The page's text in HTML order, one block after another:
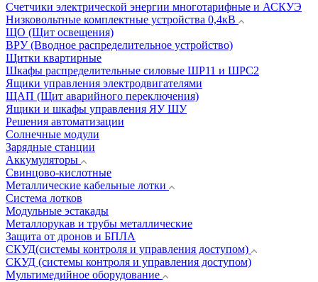
Счетчики электрической энергии многотарифные и АСКУЭ
Низковольтные комплектные устройства 0,4кВ
ЩО (Щит освещения)
ВРУ (Вводное распределительное устройство)
Щитки квартирные
Шкафы распределительные силовые ШР11 и ШРС2
Ящики управления электродвигателями
ЩАП (Щит аварийного переключения)
Ящики и шкафы управления ЯУ ШУ
Решения автоматизации
Солнечные модули
Зарядные станции
Аккумуляторы
Свинцово-кислотные
Металлические кабельные лотки
Система лотков
Модульные эстакады
Металлорукав и трубы металлические
Защита от дронов и БПЛА
СКУД(системы контроля и управления доступом)
СКУД (системы контроля и управления доступом)
Мультимедийное оборудование